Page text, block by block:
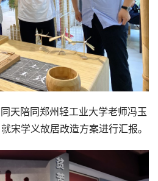
天陪同郑州轻工业大学老师冯玉
宋学义故居改造方案进行汇报。